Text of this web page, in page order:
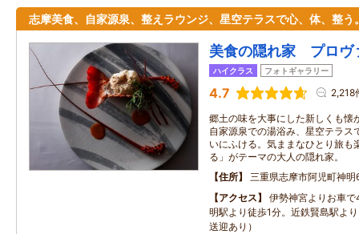
志摩美食、自家源泉、整えラウンジ、星空テラスで心、体、整う
美食の隠れ家 プロヴ
ハイクラス フォトギャラリー
4.7 2,218
郷土の味を大事にした新しくも懐
自家源泉での湯浴み、星空テラス
いにふける。気ままなひとり旅も
る」がテーマの大人の隠れ家。
住所
三重県志摩市阿児町神
アクセス
伊勢神宮よりお車
明駅より徒歩1分。近鉄賢島駅よ
送迎あり）